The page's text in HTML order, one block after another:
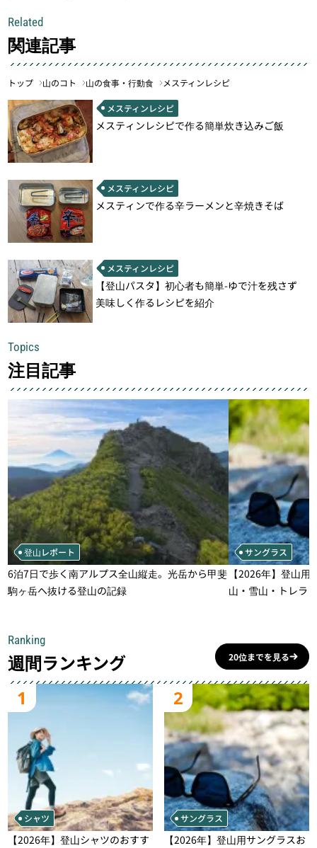
Related
関連記事
トップ 山のコト 山の食事・行動食 メスティンレシピ
メスティンレシピ
メスティンレシピで作る簡単炊き込みご飯
メスティンレシピ
メスティンで作る辛ラーメンと辛焼きそば
メスティンレシピ
【登山パスタ】初心者も簡単-ゆで汁を残さず
美味しく作るレシピを紹介
Topics
注目記事
登山レポート
6泊7日で歩く南アルプス全山縦走。光岳から甲斐
駒ヶ岳へ抜ける登山の記録
サングラス
【2026年】登山
山・雪山・トレラ
Ranking
週間ランキング 20位までを見る
1
シャツ
【2026年】登山シャツのおすす
2
サングラス
【2026年】登山用サングラスお